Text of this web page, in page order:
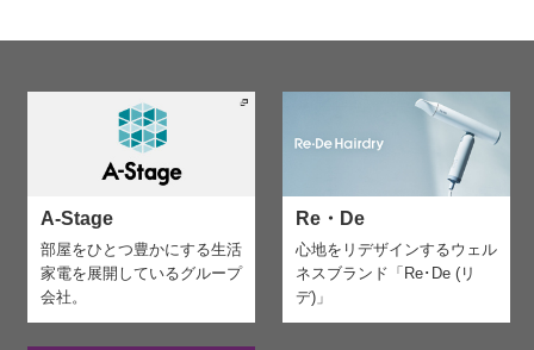
A-Stage
部屋をひとつ豊かにする生活
家電を 展開しているグループ
会社。
Re・De
心地をリデザインするウェル
ネスブランド「Re･De (リ
デ)」